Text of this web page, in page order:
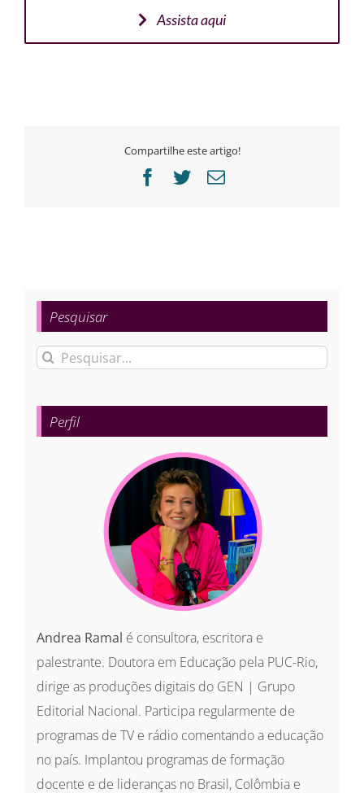
Assista aqui
Compartilhe este artigo!
Facebook
Twitter
E-
Pesquisar
Buscar
para:
Perfil
Andrea Ramal é consultora, escritora e
palestrante. Doutora em Educação pela PUC-Rio,
dirige as produções digitais do GEN | Grupo
Editorial Nacional. Participa regularmente de
programas de TV e rádio comentando a educação
no país. Implantou programas de formação
docente e de lideranças no Brasil, Colômbia e